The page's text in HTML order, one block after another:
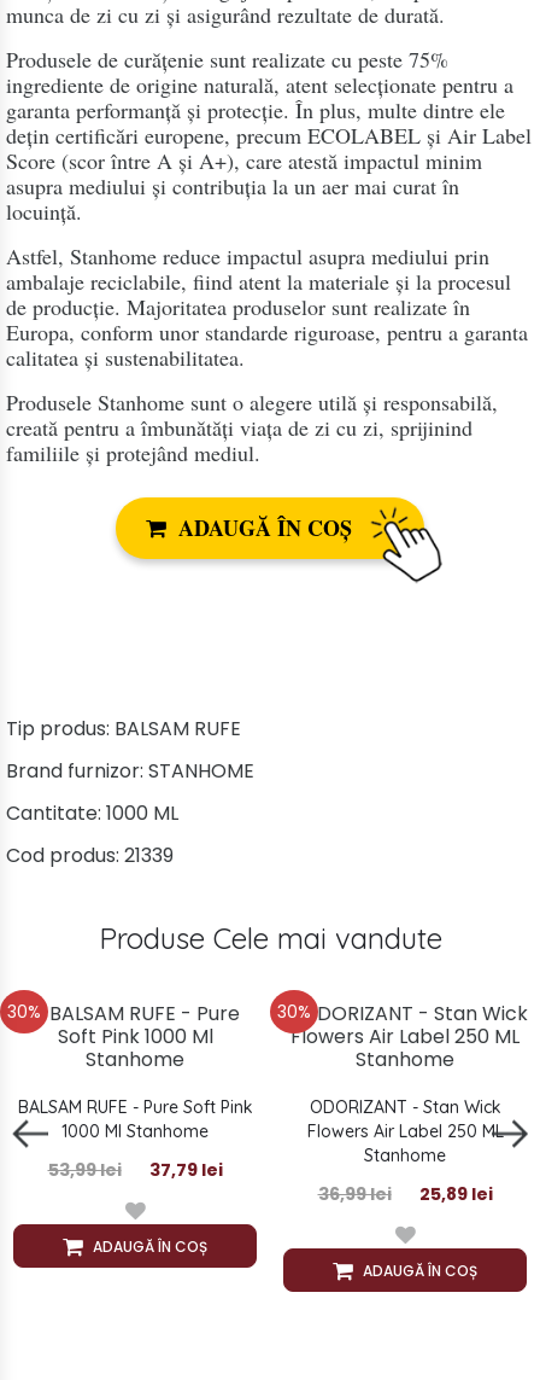
munca de zi cu zi și asigurând rezultate de durată.
Produsele de curățenie sunt realizate cu peste 75%
ingrediente de origine naturală, atent selecționate pentru a
garanta performanță și protecție. În plus, multe dintre ele
dețin certificări europene, precum ECOLABEL și Air Label
Score (scor între A și A+), care atestă impactul minim
asupra mediului și contribuția la un aer mai curat în
locuință.
Astfel, Stanhome reduce impactul asupra mediului prin
ambalaje reciclabile, fiind atent la materiale și la procesul
de producție. Majoritatea produselor sunt realizate în
Europa, conform unor standarde riguroase, pentru a garanta
calitatea și sustenabilitatea.
Produsele Stanhome sunt o alegere utilă și responsabilă,
creată pentru a îmbunătăți viața de zi cu zi, sprijinind
familiile și protejând mediul.
ADAUGĂ ÎN COȘ
Tip produs: BALSAM RUFE
Brand furnizor: STANHOME
Cantitate: 1000 ML
Cod produs: 21339
Produse Cele mai vandute
30%
BALSAM RUFE - Pure Soft Pink
1000 Ml Stanhome
53,99 lei 37,79 lei
ADAUGĂ ÎN COȘ
30%
ODORIZANT - Stan Wick
Flowers Air Label 250 ML
Stanhome
36,99 lei 25,89 lei
ADAUGĂ ÎN COȘ